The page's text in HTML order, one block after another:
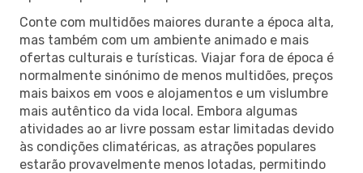
Conte com multidões maiores durante a época alta,
mas também com um ambiente animado e mais
ofertas culturais e turísticas. Viajar fora de época é
normalmente sinónimo de menos multidões, preços
mais baixos em voos e alojamentos e um vislumbre
mais autêntico da vida local. Embora algumas
atividades ao ar livre possam estar limitadas devido
às condições climatéricas, as atrações populares
estarão provavelmente menos lotadas, permitindo